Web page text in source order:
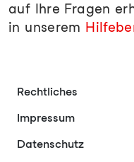
auf Ihre Fragen
in unserem
Rechtliches
Impressum
Datenschutz